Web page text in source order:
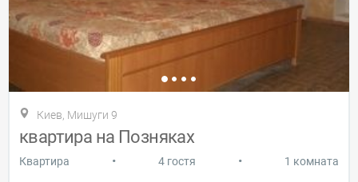
Киев, Мишуги 9
квартира на Позняках
Квартира • 4 гостя • 1 комната